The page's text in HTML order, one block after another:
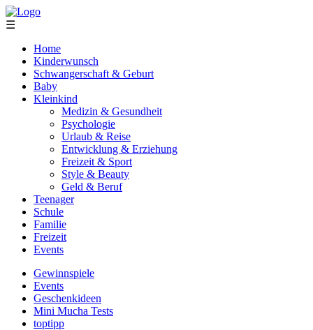
☰
Home
Kinderwunsch
Schwangerschaft & Geburt
Baby
Kleinkind
Medizin & Gesundheit
Psychologie
Urlaub & Reise
Entwicklung & Erziehung
Freizeit & Sport
Style & Beauty
Geld & Beruf
Teenager
Schule
Familie
Freizeit
Events
Gewinnspiele
Events
Geschenkideen
Mini Mucha Tests
toptipp